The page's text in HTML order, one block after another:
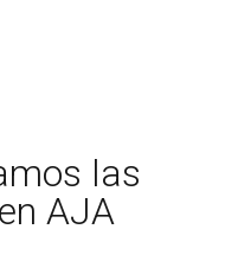
las
en AJA